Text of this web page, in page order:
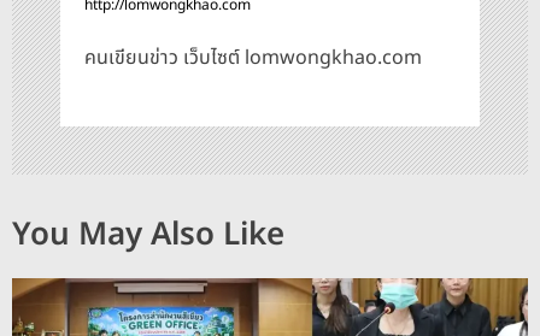
http://lomwongkhao.com
คนเขียนข่าว เว็บไซต์ lomwongkhao.com
You May Also Like